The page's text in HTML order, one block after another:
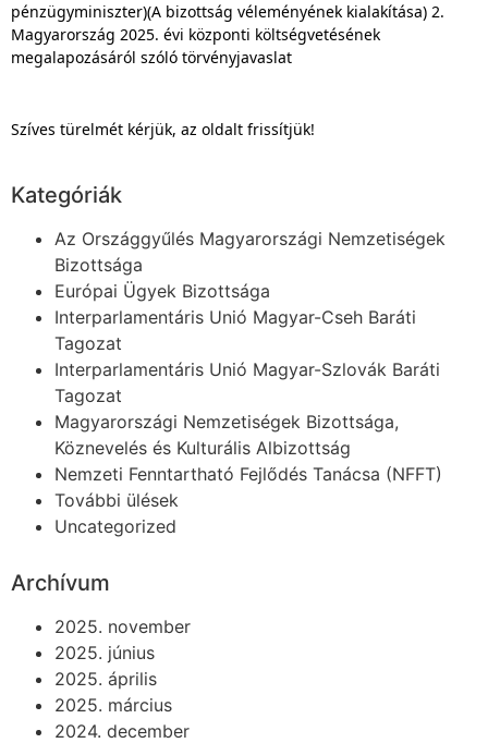
pénzügyminiszter)(A bizottság véleményének kialakítása) 2.
Magyarország 2025. évi központi költségvetésének
megalapozásáról szóló törvényjavaslat
Szíves türelmét kérjük, az oldalt frissítjük!
Kategóriák
Az Országgyűlés Magyarországi Nemzetiségek
Bizottsága
Európai Ügyek Bizottsága
Interparlamentáris Unió Magyar-Cseh Baráti
Tagozat
Interparlamentáris Unió Magyar-Szlovák Baráti
Tagozat
Magyarországi Nemzetiségek Bizottsága,
Köznevelés és Kulturális Albizottság
Nemzeti Fenntartható Fejlődés Tanácsa (NFFT)
További ülések
Uncategorized
Archívum
2025. november
2025. június
2025. április
2025. március
2024. december